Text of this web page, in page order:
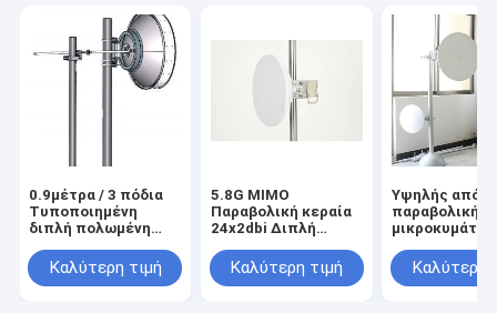
0.9μέτρα / 3 πόδια
Τυποποιημένη
διπλή πολωμένη
Προσυναρμολογημένη
Καλύτερη τιμή
5.8G MIMO
Παραβολική κεραία
24x2dbi Διπλή
Καλύτερη τιμή
Υψηλής
παραβολική
μικροκυμάτων
συχνοτήτων
29.5 GHz
Καλύτερη